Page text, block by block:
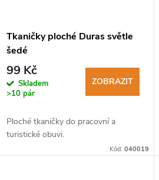
Tkaničky ploché Duras světle
šedé
99 Kč
Skladem
>10 pár
ZOBRAZIT
Ploché tkaničky do pracovní a
turistické obuvi.
Kód: 040019